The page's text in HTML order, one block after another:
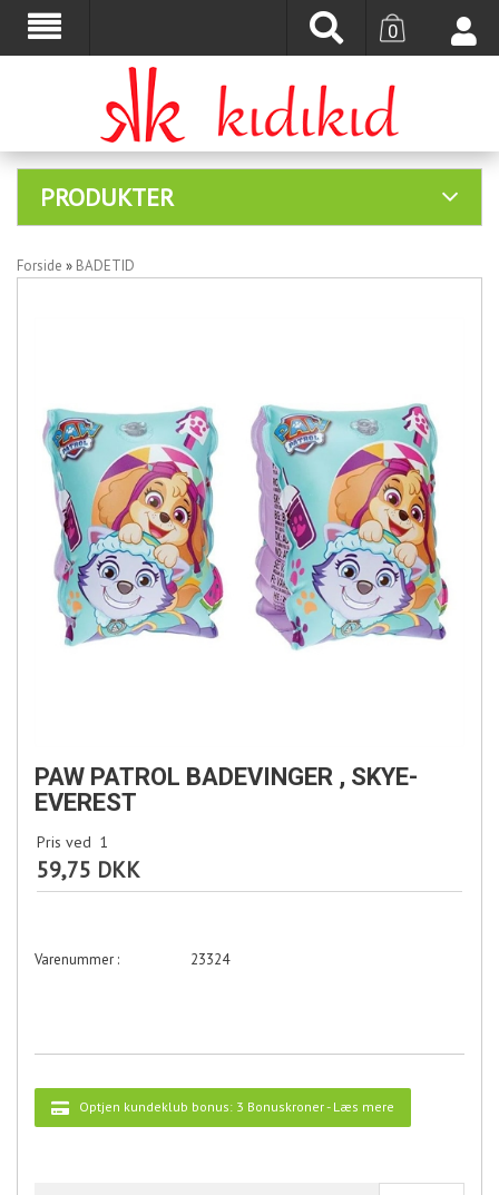
0
PRODUKTER
Forside » BADETID
PAW PATROL BADEVINGER , SKYE-
EVEREST
Pris ved 1
59,75 DKK
23324
Optjen kundeklub bonus: 3 Bonuskroner- Læs mere